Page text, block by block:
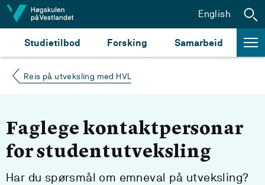
Hopp til innhald
Studietilbod Forsking Samarbeid
English
Reis på utveksling med HVL
Faglege kontaktpersonar
for studentutveksling
Har du spørsmål om emneval på utveksling?